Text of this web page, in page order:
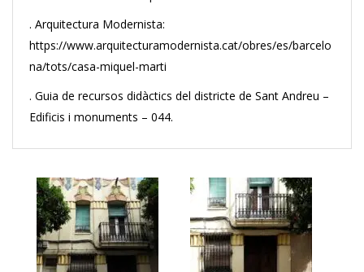
. Arquitectura Modernista:
https://www.arquitecturamodernista.cat/obres/es/barcelo
na/tots/casa-miquel-marti
. Guia de recursos didàctics del districte de Sant Andreu –
Edificis i monuments – 044.